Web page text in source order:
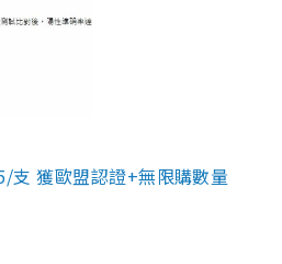
支 獲歐盟認證+無限購數量